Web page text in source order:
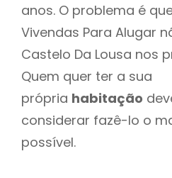
anos. O problema é
Vivendas Para Alugar
Castelo Da Lousa nos
Quem quer ter a sua
própria habitação
considerar fazê-lo o
possível.